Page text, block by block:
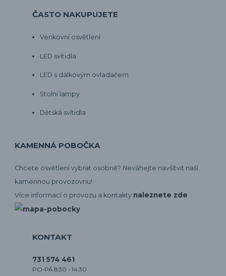
ČASTO NAKUPUJETE
Venkovní osvětlení
LED svítidla
LED s dálkovým ovladačem
Stolní lampy
Dětská svítidla
KAMENNÁ POBOČKA
Chcete osvětlení vybrat osobně? Neváhejte navšítvit naší
kamennou provozovnu!
Více informací o provozu a kontakty naleznete zde
KONTAKT
731 574 461
PO-PÁ 8:30 - 14:30